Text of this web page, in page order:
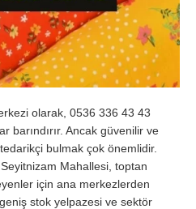
olarak, 0536 336 43 43
barındırır. Ancak güvenilir ve
bulmak çok önemlidir.
Mahallesi, toptan
için ana merkezlerden
stok yelpazesi ve sektör